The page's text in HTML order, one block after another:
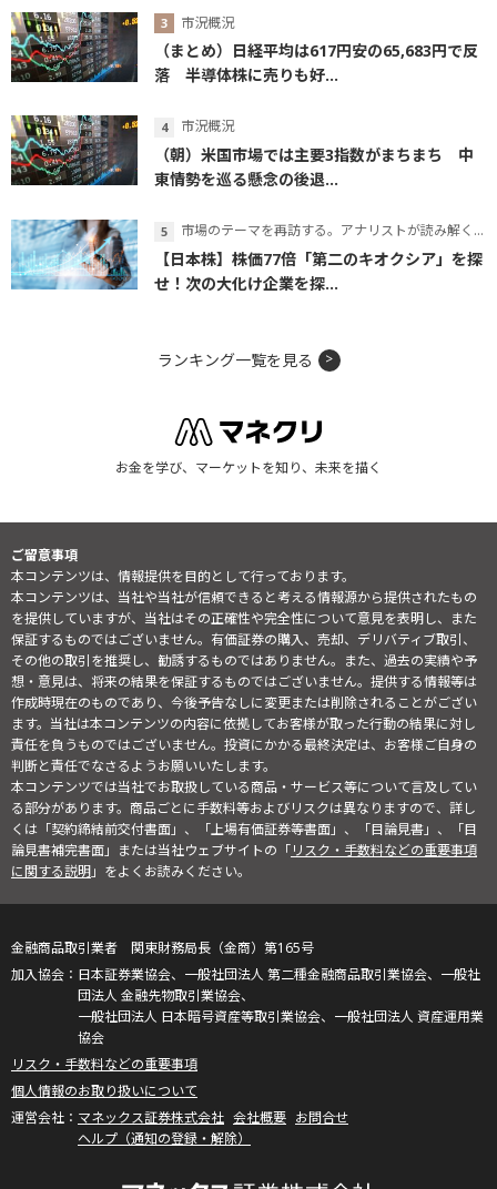
市況概況
（まとめ）日経平均は617円安の65,683円で反
落 半導体株に売りも好...
市況概況
（朝）米国市場では主要3指数がまちまち 中
東情勢を巡る懸念の後退...
市場のテーマを再訪する。アナリストが読み解くテーマの本質
【日本株】株価77倍「第二のキオクシア」を探
せ！次の大化け企業を探...
ランキング一覧を見る
お金を学び、マーケットを知り、未来を描く
ご留意事項
本コンテンツは、情報提供を目的として行っております。
本コンテンツは、当社や当社が信頼できると考える情報源から提供されたもの
を提供していますが、当社はその正確性や完全性について意見を表明し、また
保証するものではございません。有価証券の購入、売却、デリバティブ取引、
その他の取引を推奨し、勧誘するものではありません。また、過去の実績や予
想・意見は、将来の結果を保証するものではございません。提供する情報等は
作成時現在のものであり、今後予告なしに変更または削除されることがござい
ます。当社は本コンテンツの内容に依拠してお客様が取った行動の結果に対し
責任を負うものではございません。投資にかかる最終決定は、お客様ご自身の
判断と責任でなさるようお願いいたします。
本コンテンツでは当社でお取扱している商品・サービス等について言及してい
る部分があります。商品ごとに手数料等およびリスクは異なりますので、詳し
くは「契約締結前交付書面」、「上場有価証券等書面」、「目論見書」、「目
論見書補完書面」または当社ウェブサイトの「リスク・手数料などの重要事項
に関する説明」をよくお読みください。
金融商品取引業者 関東財務局長（金商）第165号
日本証券業協会、一般社団法人 第二種金融商品取引業協会、一般社
団法人 金融先物取引業協会、
一般社団法人 日本暗号資産等取引業協会、一般社団法人 資産運用業
協会
リスク・手数料などの重要事項
個人情報のお取り扱いについて
マネックス証券株式会社 会社概要 お問合せ
ヘルプ（通知の登録・解除）